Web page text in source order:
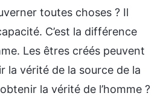
toutes choses ? Il
C’est la différence
Les êtres créés peuvent
la vérité de la source de la
la vérité de l’homme ?